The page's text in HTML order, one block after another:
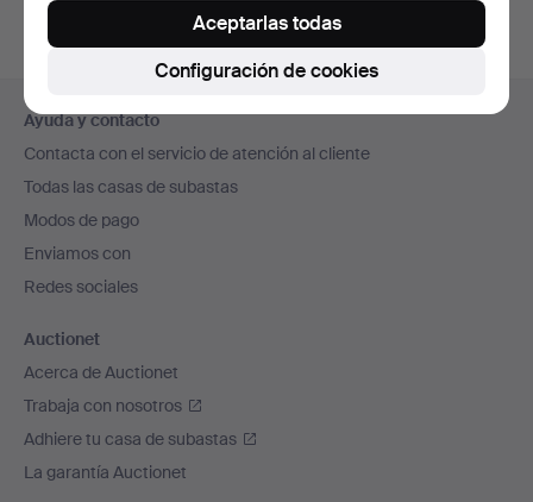
Navegación
en
el
pie
de
página
Ayuda y contacto
Contacta con el servicio de atención al cliente
Todas las casas de subastas
Modos de pago
Enviamos con
Redes sociales
Auctionet
Acerca de Auctionet
Trabaja con nosotros
Adhiere tu casa de subastas
La garantía Auctionet
Configuración de cookies
Aceptarlas todas